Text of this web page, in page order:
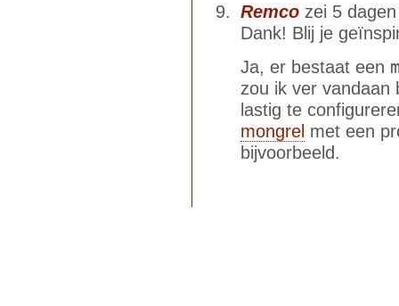
Remco zei 5
Dank! Blij je
Ja, er bestaat een
zou ik ver vandaan
lastig te
mongrel met een
bijvoorbeeld.